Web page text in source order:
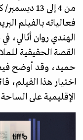
فعالياته بالفيلم
الهندي روان أثالي،
القصة الحقيقية
حميد، وقد أوضح
اختيار هذا الفيلم،
الإقليمية على